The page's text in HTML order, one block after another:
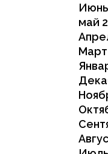
май
Март